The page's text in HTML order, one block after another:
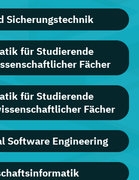
Sicherungstechnik
für Studierende
Fächer
für Studierende
Fächer
Software Engineering